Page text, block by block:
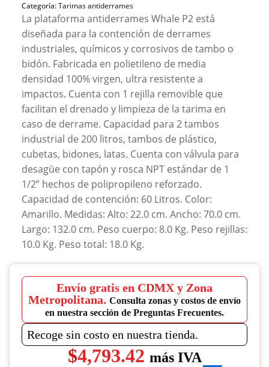
Categoría:Tarimas antiderrames
La plataforma antiderrames Whale P2 está
diseñada para la contención de derrames
industriales, químicos y corrosivos de tambo o
bidón. Fabricada en polietileno de media
densidad 100% virgen, ultra resistente a
impactos. Cuenta con 1 rejilla removible que
facilitan el drenado y limpieza de la tarima en
caso de derrame. Capacidad para 2 tambos
industrial de 200 litros, tambos de plástico,
cubetas, bidones, latas. Cuenta con válvula para
desagüe con tapón y rosca NPT estándar de 1
1/2” hechos de polipropileno reforzado.
Capacidad de contención: 60 Litros. Color:
Amarillo. Medidas: Alto: 22.0 cm. Ancho: 70.0 cm.
Largo: 132.0 cm. Peso cuerpo: 8.0 Kg. Peso rejillas:
10.0 Kg. Peso total: 18.0 Kg.
Envío gratis en CDMX y Zona
Metropolitana. Consulta zonas y costos de envío
en nuestra sección de Preguntas Frecuentes.
Recoge sin costo en nuestra tienda.
$4,793.42 más IVA